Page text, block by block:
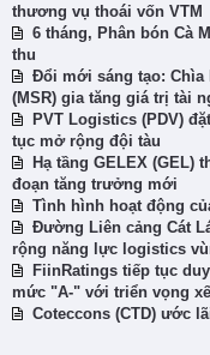
thương vụ thoái vốn VTM
6 tháng, Phân bón Cà
thu
Đổi mới sáng tạo: Chìa
(MSR) gia tăng giá trị tài
PVT Logistics (PDV)
tục mở rộng đội tàu
Hạ tầng GELEX (GEL)
đoạn tăng trưởng mới
Tình hình hoạt động
Đường Liên cảng Cát
rộng năng lực logistics
FiinRatings tiếp tục
mức "A-" với triển vọng
Coteccons (CTD) ước